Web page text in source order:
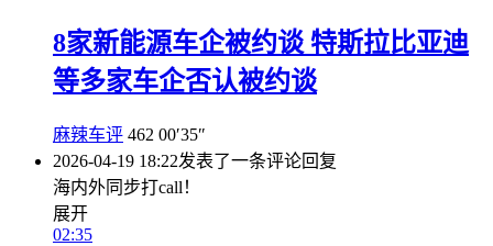
8家新能源车企被约谈 特斯拉比亚迪
等多家车企否认被约谈
麻辣车评 462 00′35″
2026-04-19 18:22发表了一条评论回复
海内外同步打call！
展开
02:35